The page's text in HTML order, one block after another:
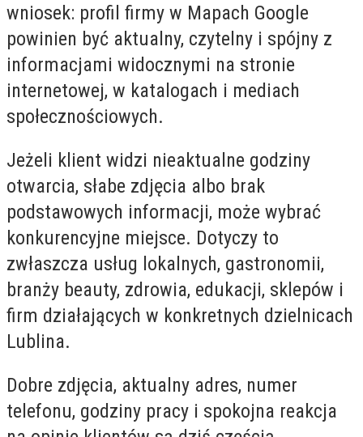
wniosek: profil firmy w Mapach Google
powinien być aktualny, czytelny i spójny z
informacjami widocznymi na stronie
internetowej, w katalogach i mediach
społecznościowych.
Jeżeli klient widzi nieaktualne godziny
otwarcia, słabe zdjęcia albo brak
podstawowych informacji, może wybrać
konkurencyjne miejsce. Dotyczy to
zwłaszcza usług lokalnych, gastronomii,
branży beauty, zdrowia, edukacji, sklepów i
firm działających w konkretnych dzielnicach
Lublina.
Dobre zdjęcia, aktualny adres, numer
telefonu, godziny pracy i spokojna reakcja